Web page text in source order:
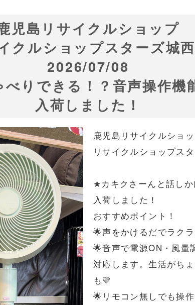
児島リサイクルショップ
クルショップスターズ城
2026/07/08
りできる！？音声操作機
入荷しました！
鹿児島リサイクルショ
リサイクルショップス
★カキクさーんと話し
入荷しました！
おすすめポイント！
🌟声をかけるだでラク
🌟音声で電源ON・風量
対応します。生活がち
も💛
🌟リモコン無しでも操